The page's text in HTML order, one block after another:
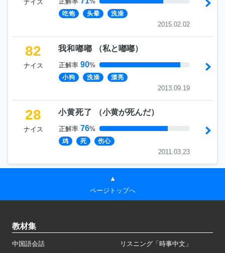
ナイス
吃饱 头晕 洗澡
2015.02.02
82
ナイス
我和嘟嘟 （私と嘟嘟）
正解率 90%
小狗 洗澡 漂亮
2013.09.19
28
ナイス
小黄死了 （小黄が死んだ）
正解率 76%
鸡 死 伤心
2011.03.23
▲
ページトップへ
教材集
中国語会話
リスニング「時事中文」